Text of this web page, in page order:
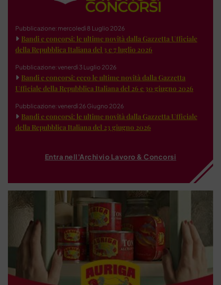
Pubblicazione: mercoledì 8 Luglio 2026
Bandi e concorsi: le ultime novità dalla Gazzetta Ufficiale
della Repubblica Italiana del 3 e 7 luglio 2026
Pubblicazione: venerdì 3 Luglio 2026
Bandi e concorsi: ecco le ultime novità dalla Gazzetta
Ufficiale della Repubblica Italiana del 26 e 30 giugno 2026
Pubblicazione: venerdì 26 Giugno 2026
Bandi e concorsi: le ultime novità dalla Gazzetta Ufficiale
della Repubblica Italiana del 23 giugno 2026
Entra nell'Archivio Lavoro & Concorsi